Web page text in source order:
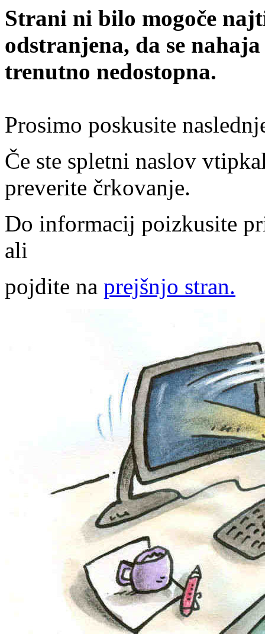
Strani ni bilo mogoče
odstranjena, da se
trenutno nedostopna.
Prosimo poskusite
Če ste spletni naslov
preverite črkovanje.
Do informacij poizkusite
ali
pojdite na prejšnjo stran.